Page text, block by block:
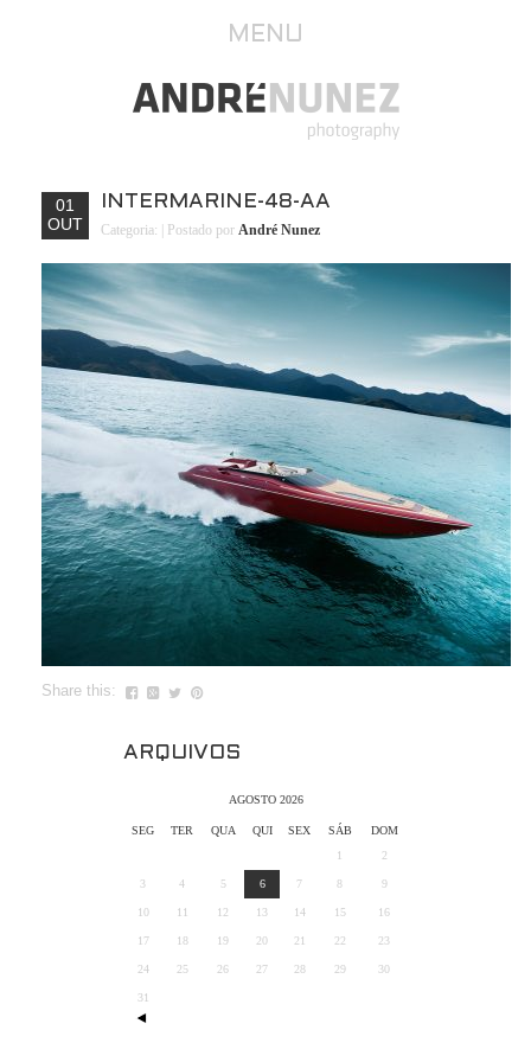
MENU
01
OUT
INTERMARINE-48-AA
Categoria: | Postado por André Nunez
Share this:
ARQUIVOS
AGOSTO 2026
SEG TER QUA QUI SEX SÁB
DOM
1
2
3 4 5 6 7 8 9
10 11 12 13 14 15 16
17 18 19 20 21 22 23
24 25 26 27 28 29 30
31